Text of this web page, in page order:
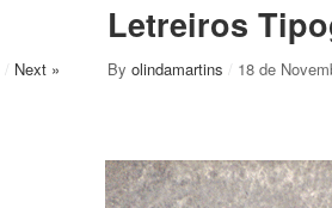
Letreiros
/ Next » By olindamartins / 18 de